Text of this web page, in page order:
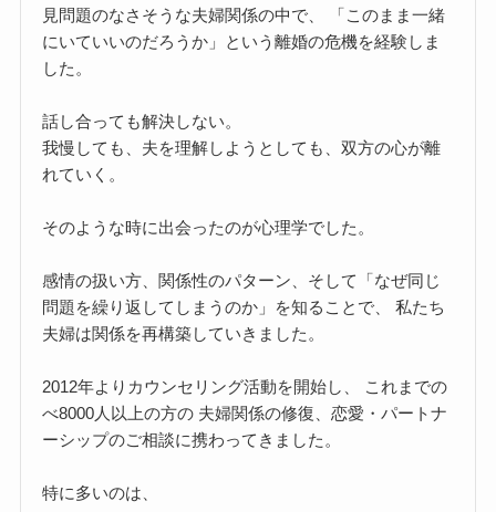
見問題のなさそうな夫婦関係の中で、 「このまま一緒
にいていいのだろうか」という離婚の危機を経験しま
した。
話し合っても解決しない。
我慢しても、夫を理解しようとしても、双方の心が離
れていく。
そのような時に出会ったのが心理学でした。
感情の扱い方、関係性のパターン、そして「なぜ同じ
問題を繰り返してしまうのか」を知ることで、 私たち
夫婦は関係を再構築していきました。
2012年よりカウンセリング活動を開始し、 これまでの
べ8000人以上の方の 夫婦関係の修復、恋愛・パートナ
ーシップのご相談に携わってきました。
特に多いのは、